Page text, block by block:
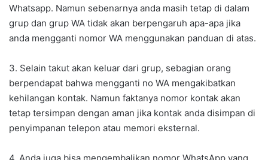
Whatsapp. Namun sebenarnya anda masih tetap di dalam
grup dan grup WA tidak akan berpengaruh apa-apa jika
anda mengganti nomor WA menggunakan panduan di atas.
3. Selain takut akan keluar dari grup, sebagian orang
berpendapat bahwa mengganti no WA mengakibatkan
kehilangan kontak. Namun faktanya nomor kontak akan
tetap tersimpan dengan aman jika kontak anda disimpan di
penyimpanan telepon atau memori eksternal.